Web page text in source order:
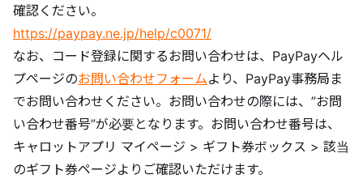
確認ください。
https://paypay.ne.jp/help/c0071/
なお、コード登録に関するお問い合わせは、PayPayヘル
プページのお問い合わせフォームより、PayPay事務局ま
でお問い合わせください。お問い合わせの際には、”お問
い合わせ番号”が必要となります。お問い合わせ番号は、
キャロットアプリ マイページ > ギフト券ボックス > 該当
のギフト券ページよりご確認いただけます。